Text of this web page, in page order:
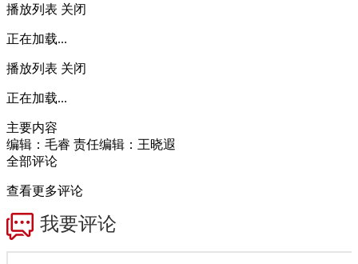
播放列表 关闭
正在加载...
播放列表 关闭
正在加载...
主要内容
编辑：毛睿 责任编辑：王晓遐
全部评论
查看更多评论